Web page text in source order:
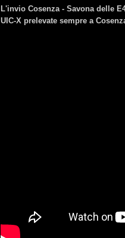
L'invio Cosenza - Savona delle
UIC-X prelevate sempre a